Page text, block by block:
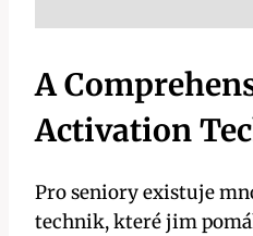
A
Activation
Pro seniory existuje
technik, které jim